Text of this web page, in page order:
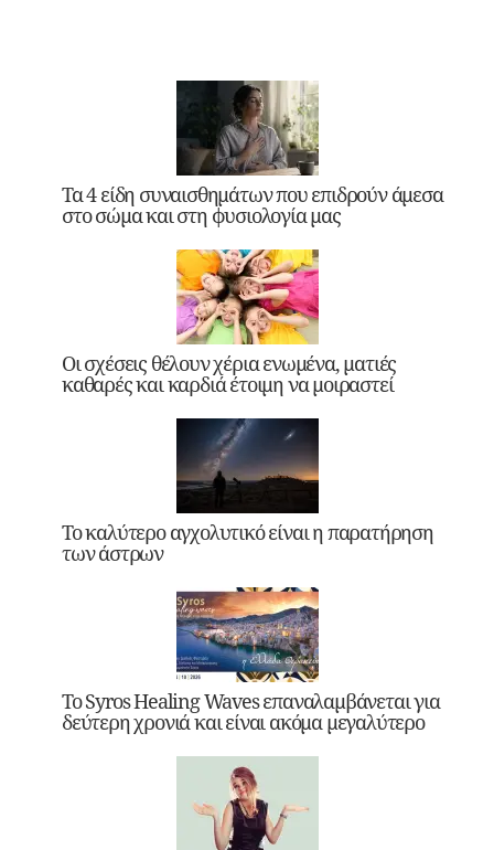
Τα 4 είδη συναισθημάτων που επιδρούν άμεσα
στο σώμα και στη φυσιολογία μας
Οι σχέσεις θέλουν χέρια ενωμένα, ματιές
καθαρές και καρδιά έτοιμη να μοιραστεί
Το καλύτερο αγχολυτικό είναι η παρατήρηση
των άστρων
Το Syros Healing Waves επαναλαμβάνεται για
δεύτερη χρονιά και είναι ακόμα μεγαλύτερο